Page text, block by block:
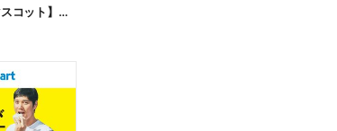
【サンリオ×メーカーマスコット】オリジナルグッズ貰える!